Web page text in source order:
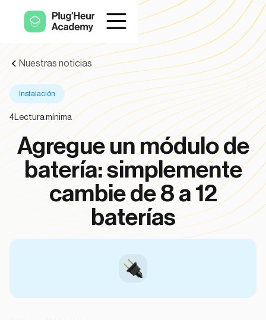
Nuestras noticias
Instalación
4Lectura mínima
Agregue un módulo de
batería: simplemente
cambie de 8 a 12
baterías